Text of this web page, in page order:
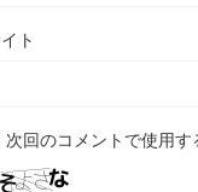
ト
次回のコメントで使用す